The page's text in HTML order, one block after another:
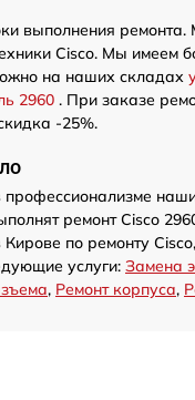
выполнения
Cisco. Мы имеем
на наших складах
2960 . При заказе
-25%.
ремонт Cisco
по ремонту
услуги: Замена
, Ремонт корпуса,